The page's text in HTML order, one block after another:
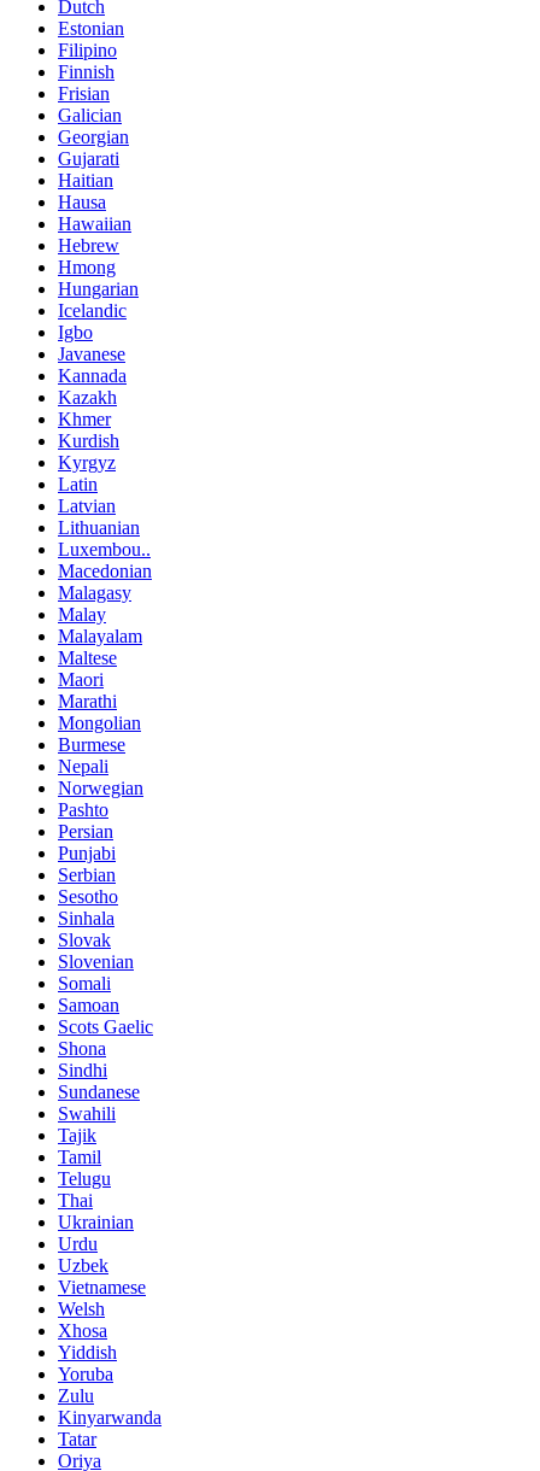
Dutch
Estonian
Filipino
Finnish
Frisian
Galician
Georgian
Gujarati
Haitian
Hausa
Hawaiian
Hebrew
Hmong
Hungarian
Icelandic
Igbo
Javanese
Kannada
Kazakh
Khmer
Kurdish
Kyrgyz
Latin
Latvian
Lithuanian
Luxembou..
Macedonian
Malagasy
Malay
Malayalam
Maltese
Maori
Marathi
Mongolian
Burmese
Nepali
Norwegian
Pashto
Persian
Punjabi
Serbian
Sesotho
Sinhala
Slovak
Slovenian
Somali
Samoan
Scots Gaelic
Shona
Sindhi
Sundanese
Swahili
Tajik
Tamil
Telugu
Thai
Ukrainian
Urdu
Uzbek
Vietnamese
Welsh
Xhosa
Yiddish
Yoruba
Zulu
Kinyarwanda
Tatar
Oriya